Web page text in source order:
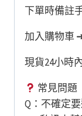
下單時備註
加入購物車
現貨24小時
常見問題
Q：不確定